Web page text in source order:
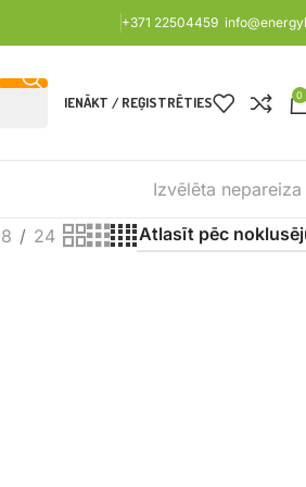
+371 22504459
IENĀKT / REĢISTRĒTIES 0
Izvēlēta
24